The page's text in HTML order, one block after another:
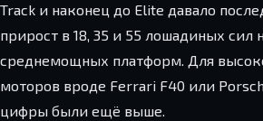
Track и наконец до Elite давало
прирост в 18, 35 и 55 лошадиных сил
среднемощных платформ. Для
моторов вроде Ferrari F40 или
цифры были ещё выше.